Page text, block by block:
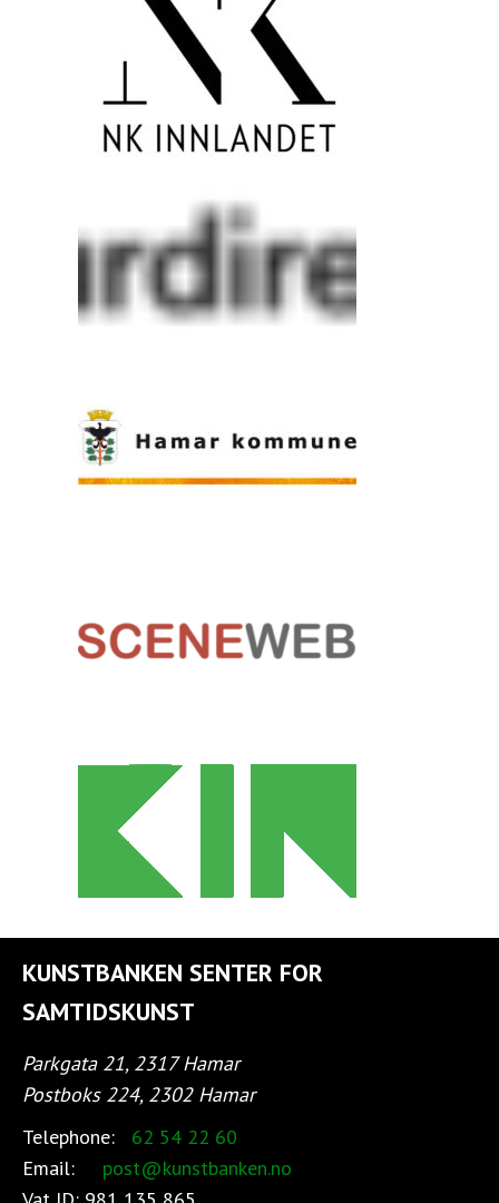
KUNSTBANKEN SENTER FOR
SAMTIDSKUNST
Parkgata 21, 2317 Hamar
Postboks 224, 2302 Hamar
Telephone:
62 54 22 60
Email:
post@kunstbanken.no